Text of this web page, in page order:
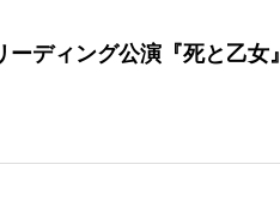
ディング公演『死と乙女』